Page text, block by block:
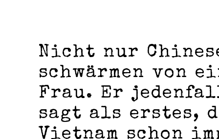
Nicht nur
schwärmen von
Frau. Er
sagt als erstes,
Vietnam schon